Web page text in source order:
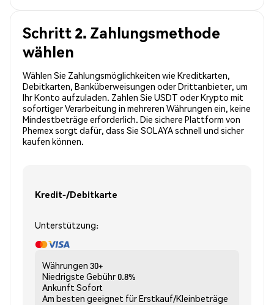
Schritt 2. Zahlungsmethode
wählen
Wählen Sie Zahlungsmöglichkeiten wie Kreditkarten,
Debitkarten, Banküberweisungen oder Drittanbieter, um
Ihr Konto aufzuladen. Zahlen Sie USDT oder Krypto mit
sofortiger Verarbeitung in mehreren Währungen ein, keine
Mindestbeträge erforderlich. Die sichere Plattform von
Phemex sorgt dafür, dass Sie SOLAYA schnell und sicher
kaufen können.
Kredit-/Debitkarte
Unterstützung:
Währungen 30+
Niedrigste Gebühr0.8%
Ankunft Sofort
Am besten geeignet fürErstkauf/Kleinbeträge